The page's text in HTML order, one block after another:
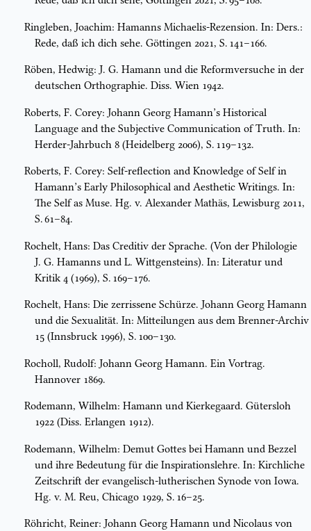
Ringleben, Joachim: Hamanns Michaelis-Rezension. In: Ders.:
Rede, daß ich dich sehe. Göttingen 2021, S. 141–166.
Röben, Hedwig: J. G. Hamann und die Reformversuche in der
deutschen Orthographie. Diss. Wien 1942.
Roberts, F. Corey: Johann Georg Hamann’s Historical
Language and the Subjective Communication of Truth. In:
Herder-Jahrbuch 8 (Heidelberg 2006), S. 119–132.
Roberts, F. Corey: Self-reflection and Knowledge of Self in
Hamann’s Early Philosophical and Aesthetic Writings. In:
The Self as Muse. Hg. v. Alexander Mathäs, Lewisburg 2011,
S. 61–84.
Rochelt, Hans: Das Creditiv der Sprache. (Von der Philologie
J. G. Hamanns und L. Wittgensteins). In: Literatur und
Kritik 4 (1969), S. 169–176.
Rochelt, Hans: Die zerrissene Schürze. Johann Georg Hamann
und die Sexualität. In: Mitteilungen aus dem Brenner-Archiv
15 (Innsbruck 1996), S. 100–130.
Rocholl, Rudolf: Johann Georg Hamann. Ein Vortrag.
Hannover 1869.
Rodemann, Wilhelm: Hamann und Kierkegaard. Gütersloh
1922 (Diss. Erlangen 1912).
Rodemann, Wilhelm: Demut Gottes bei Hamann und Bezzel
und ihre Bedeutung für die Inspirationslehre. In: Kirchliche
Zeitschrift der evangelisch-lutherischen Synode von Iowa.
Hg. v. M. Reu, Chicago 1929, S. 16–25.
Röhricht, Reiner: Johann Georg Hamann und Nicolaus von